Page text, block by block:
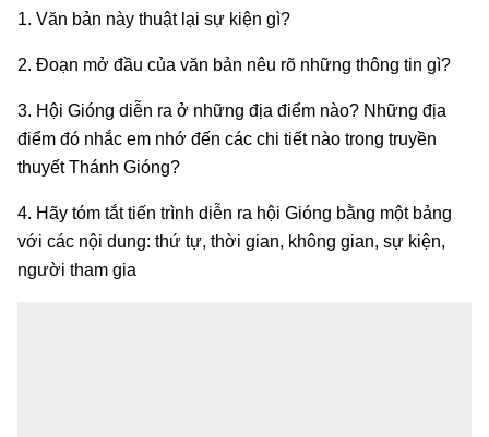
1. Văn bản này thuật lại sự kiện gì?
2. Đoạn mở đầu của văn bản nêu rõ những thông tin gì?
3. Hội Gióng diễn ra ở những địa điểm nào? Những địa
điểm đó nhắc em nhớ đến các chi tiết nào trong truyền
thuyết Thánh Gióng?
4. Hãy tóm tắt tiến trình diễn ra hội Gióng bằng một bảng
với các nội dung: thứ tự, thời gian, không gian, sự kiện,
người tham gia